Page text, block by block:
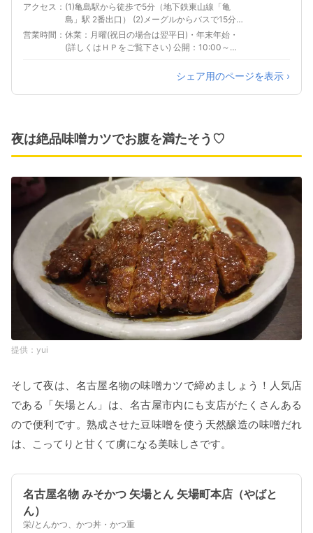
アクセス
(1)亀島駅から徒歩で5分（地下鉄東山線「亀
島」駅 2番出口） (2)メーグルからバスで15分
（名古屋駅8番乗り場かメーグルにご乗車。トヨ
タ産業技術館経由）
営業時間
休業：月曜(祝日の場合は翌平日)・年末年始・
(詳しくはＨＰをご覧下さい) 公開：10:00～
シェア用のページを表示 ›
夜は絶品味噌カツでお腹を満たそう♡
yui
そして夜は、名古屋名物の味噌カツで締めましょう！人気店
である「矢場とん」は、名古屋市内にも支店がたくさんある
ので便利です。熟成させた豆味噌を使う天然醸造の味噌だれ
は、こってりと甘くて虜になる美味しさです。
名古屋名物 みそかつ 矢場とん 矢場町本店（やばと
ん）
栄/とんかつ、かつ丼・かつ重